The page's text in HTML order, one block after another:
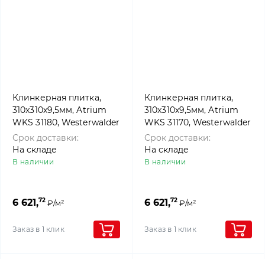
Клинкерная плитка,
310x310x9,5мм, Atrium
WKS 31180, Westerwalder
klinker
Срок доставки:
На складе
В наличии
6 621,72 ₽/м²
Заказ в 1 клик
Клинкерная плитка,
310x310x9,5мм, Atrium
WKS 31170, Westerwalder
klinker
Срок доставки:
На складе
В наличии
6 621,72 ₽/м²
Заказ в 1 клик